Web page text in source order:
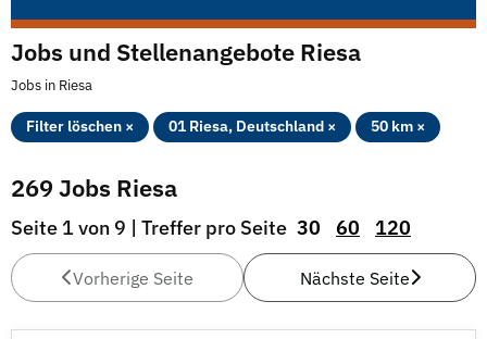
Jobs und Stellenangebote Riesa
Jobs in Riesa
Filter löschen × 01 Riesa, Deutschland × 50 km ×
269 Jobs Riesa
Seite 1 von 9 | Treffer pro Seite 30 60 120
Vorherige Seite Nächste Seite